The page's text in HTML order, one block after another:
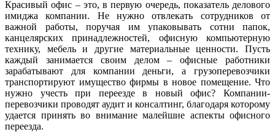
Красивый офис – это, в первую очередь, показатель делового
имиджа компании. Не нужно отвлекать сотрудников от
важной работы, поручая им упаковывать сотни папок,
канцелярских принадлежностей, офисную компьютерную
технику, мебель и другие материальные ценности. Пусть
каждый занимается своим делом – офисные работники
зарабатывают для компании деньги, а грузоперевозчики
транспортируют имущество фирмы в новое помещение. Что
нужно учесть при переезде в новый офис? Компании-
перевозчики проводят аудит и консалтинг, благодаря которому
удается принять во внимание малейшие аспекты офисного
переезда.